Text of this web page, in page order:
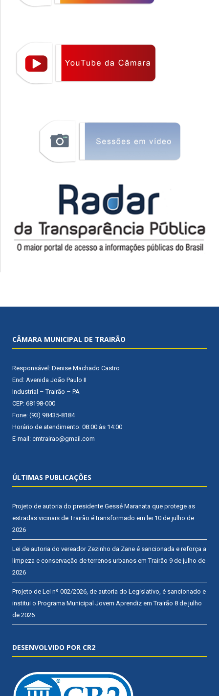
CÂMARA MUNICIPAL DE TRAIRÃO
Responsável: Denise Machado Castro
End: Avenida João Paulo II
Industrial – Trairão – PA
CEP: 68198-000
Fone: (93) 98435-8184
Horário de atendimento: 08:00 às 14:00
E-mail: cmtrairao@gmail.com
ÚLTIMAS PUBLICAÇÕES
Projeto de autoria do presidente Gessé Maranata que protege as
estradas vicinais de Trairão é transformado em lei 10 de julho de
2026
Lei de autoria do vereador Zezinho da Zane é sancionada e reforça a
limpeza e conservação de terrenos urbanos em Trairão 9 de julho de
2026
Projeto de Lei nº 002/2026, de autoria do Legislativo, é sancionado e
institui o Programa Municipal Jovem Aprendiz em Trairão 8 de julho
de 2026
DESENVOLVIDO POR CR2